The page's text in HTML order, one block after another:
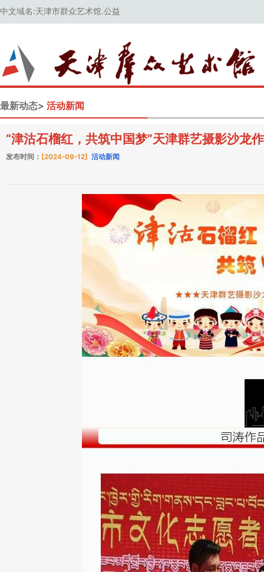
中文域名:天津市群众艺术馆.公益
最新动态> 活动新闻
“津沽石榴红，共筑中国梦”天津群艺摄影沙龙
发布时间： [2024-09-12] 活动新闻